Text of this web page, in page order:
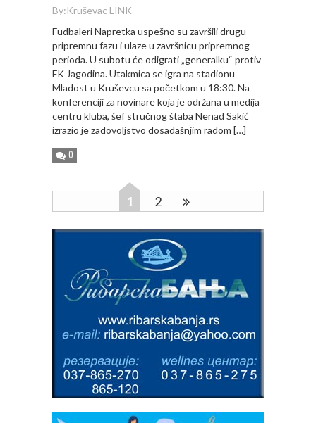
By:Kruševac LINK
Fudbaleri Napretka uspešno su završili drugu
pripremnu fazu i ulaze u završnicu pripremnog
perioda. U subotu će odigrati „generalku“ protiv
FK Jagodina. Utakmica se igra na stadionu
Mladost u Kruševcu sa početkom u 18:30. Na
konferenciji za novinare koja je održana u medija
centru kluba, šef stručnog štaba Nenad Sakić
izrazio je zadovoljstvo dosadašnjim radom […]
0
1 2